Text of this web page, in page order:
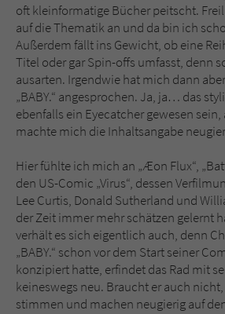
oft kleinformatige Bücher peitscht.
auf die Thematik an und da bin ich
Außerdem fällt ins Gewicht, ob eine
Titel oder gar Spin-offs umfasst, denn
ausarten. Irgendwie hat mich dann
„BABY.“ angesprochen. Ja, ja… das
ebenfalls ein Eyecatcher gewesen
machte mich die Inhaltsangabe
Hier fühlte ich mich an „Æon Flux“,
den US-Comic „Virus“, dessen
Lee Curtis, Donald Sutherland und
der Zeit immer mehr schätzen gelernt
verhält es sich eigentlich auch, denn
„BABY.“ schon vor dem Start seiner
konzipiert hatte, erfindet das Rad mit
keineswegs neu. Braucht er auch
stimmen und machen neugierig auf